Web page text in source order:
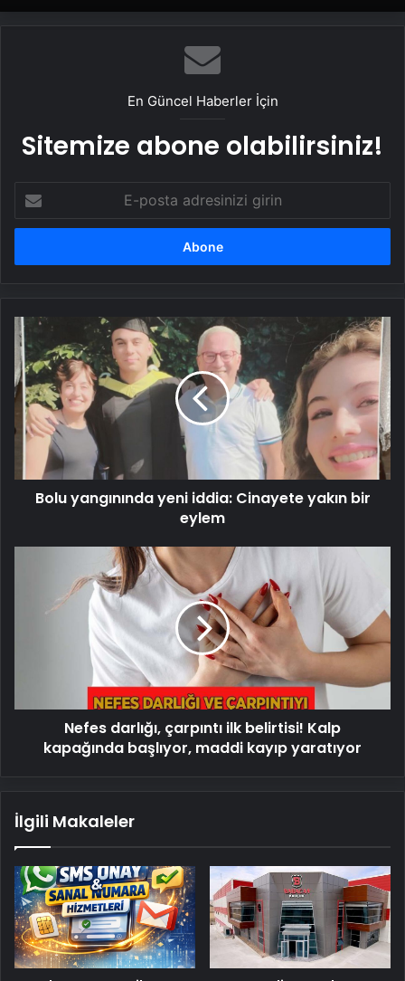
En Güncel Haberler İçin
Sitemize abone olabilirsiniz!
posta
adresinizi
Bolu
yangınında
yeni
iddia:
Cinayete
yakın
bir
eylem
Bolu yangınında yeni iddia: Cinayete yakın bir
eylem
maddi
yaratıyor
Nefes darlığı, çarpıntı ilk belirtisi! Kalp
kapağında başlıyor, maddi kayıp yaratıyor
İlgili Makaleler